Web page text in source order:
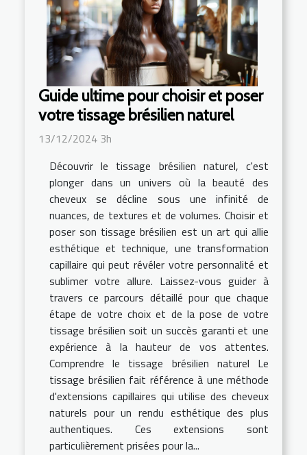
Guide ultime pour choisir et poser
votre tissage brésilien naturel
13/12/2024 3h
Découvrir le tissage brésilien naturel, c'est
plonger dans un univers où la beauté des
cheveux se décline sous une infinité de
nuances, de textures et de volumes. Choisir et
poser son tissage brésilien est un art qui allie
esthétique et technique, une transformation
capillaire qui peut révéler votre personnalité et
sublimer votre allure. Laissez-vous guider à
travers ce parcours détaillé pour que chaque
étape de votre choix et de la pose de votre
tissage brésilien soit un succès garanti et une
expérience à la hauteur de vos attentes.
Comprendre le tissage brésilien naturel Le
tissage brésilien fait référence à une méthode
d'extensions capillaires qui utilise des cheveux
naturels pour un rendu esthétique des plus
authentiques. Ces extensions sont
particulièrement prisées pour la...